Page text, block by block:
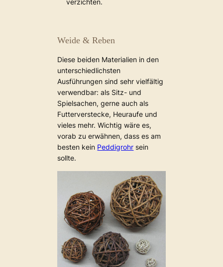
Weide & Reben
Diese beiden Materialien in den
unterschiedlichsten
Ausführungen sind sehr vielfältig
verwendbar: als Sitz- und
Spielsachen, gerne auch als
Futterverstecke, Heuraufe und
vieles mehr. Wichtig wäre es,
vorab zu erwähnen, dass es am
besten kein Peddigrohr sein
sollte.